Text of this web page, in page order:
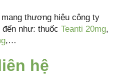
thương hiệu công ty
như: thuốc Teanti 20mg,
,…
hệ